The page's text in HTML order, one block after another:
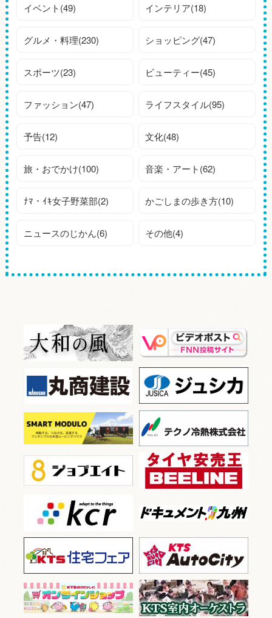
イベント(49) インテリア(18)
グルメ・料理(230) ショッピング(47)
スポーツ(23) ビューティー(45)
ファッション(47) ライフスタイル(95)
予告(12) 文化(48)
旅・おでかけ(100) 音楽・アート(62)
ﾅﾏ・ｲｷ女子野菜部(2) かごしまの歩き方(10)
ニュースのじかん(6) その他(4)